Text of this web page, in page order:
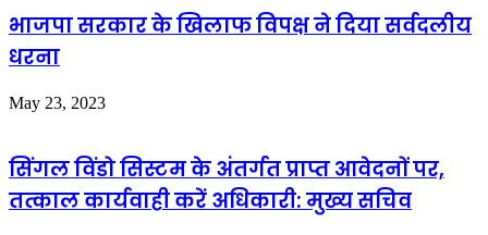
भाजपा सरकार के खिलाफ विपक्ष ने दिया सर्वदलीय
धरना
May 23, 2023
सिंगल विंडो सिस्टम के अंतर्गत प्राप्त आवेदनों पर,
तत्काल कार्यवाही करें अधिकारी: मुख्य सचिव